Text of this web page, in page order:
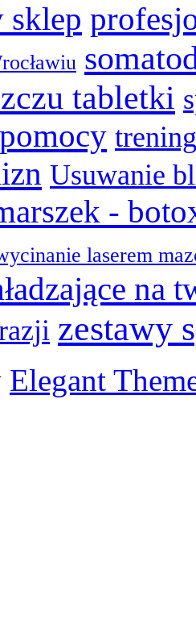
sklep
tabletki
Usuwanie
-
laserem
na
zestawy
Elegant